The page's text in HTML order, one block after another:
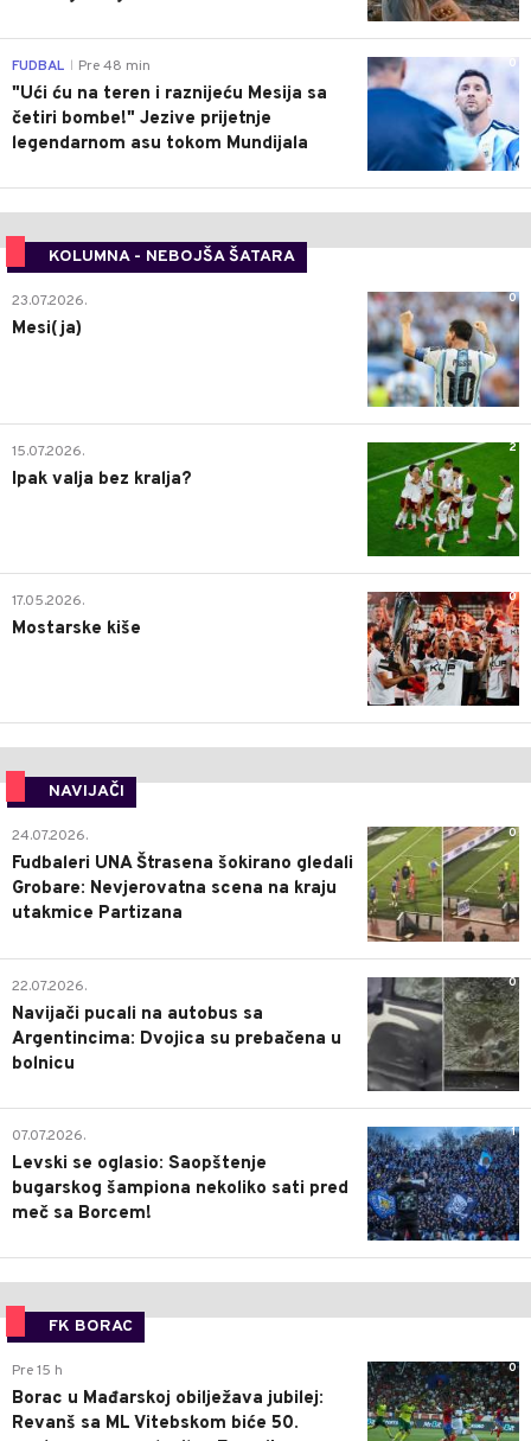
0
FUDBAL Pre 48 min
"Ući ću na teren i raznijeću Mesija sa
četiri bombe!" Jezive prijetnje
legendarnom asu tokom Mundijala
KOLUMNA - NEBOJŠA ŠATARA
0
23.07.2026.
Mesi(ja)
2
15.07.2026.
Ipak valja bez kralja?
0
17.05.2026.
Mostarske kiše
NAVIJAČI
0
24.07.2026.
Fudbaleri UNA Štrasena šokirano gledali
Grobare: Nevjerovatna scena na kraju
utakmice Partizana
0
22.07.2026.
Navijači pucali na autobus sa
Argentincima: Dvojica su prebačena u
bolnicu
1
07.07.2026.
Levski se oglasio: Saopštenje
bugarskog šampiona nekoliko sati pred
meč sa Borcem!
FK BORAC
0
Pre 15 h
Borac u Mađarskoj obilježava jubilej:
Revanš sa ML Vitebskom biće 50.